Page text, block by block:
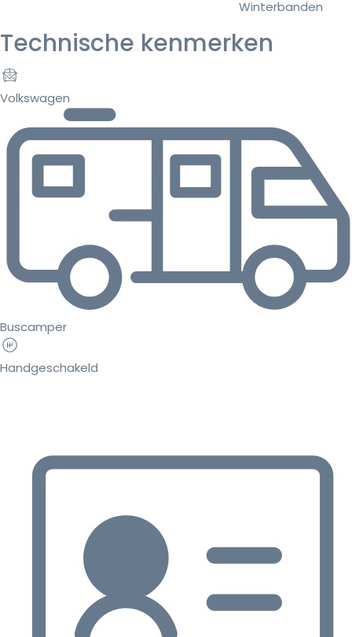
Winterbanden
Technische kenmerken
Volkswagen
Buscamper
Handgeschakeld